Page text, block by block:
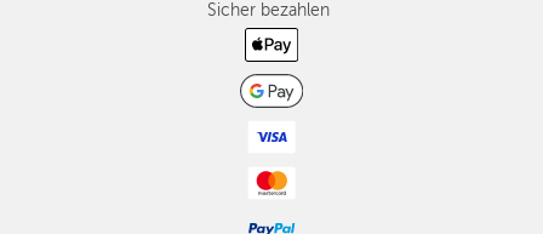
Sicher bezahlen